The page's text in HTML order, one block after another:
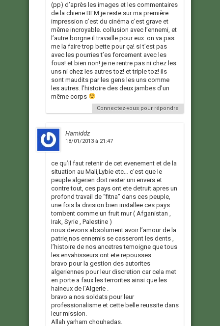
(pp) d’après les images et les commentaires
de la chiene BFM je reste sur ma première
impression c’est du cinéma c’est grave et
même incroyable. collusion avec l’ennemi, et
l’autre borgne il travaille pour eux .on va pas
me la faire trop bette pour ça! si t’est pas
avec les pourries t’es forcement avec les
fous! et bien non! je ne rentre pas ni chez les
uns ni chez les autres toz! et triple toz! ils
sont maudits par les gens les uns comme
les autres. l’histoire des deux jambes d’un
même corps
Connectez-vous pour répondre
Hamiddz
18/01/2013 à 21:47
ce qu’il faut retenir de cet evenement et de la
situation au Mali,Lybie etc… c’est que le
peuple algerien doit rester uni envers et
contre tout, ces pays ont ete detruit apres un
profond travail de “fitna” dans ces peuple,
une fois la division bien installee ces pays
tombent comme un fruit mur ( Afganistan ,
Irak, Syrie , Palestine )
nous devons absolument avoir l’amour de la
patrie,nos ennemis se casseront les dents ,
l’histoire de nos ancetres temoigne que tous
les envahisseurs ont ete repousses.
bravo pour la gestion des autorites
algeriennes pour leur discretion car cela met
en porte a faux les terrorites ainsi que les
haineux de l’Algerie .
bravo a nos soldats pour leur
professionalisme et cette belle reussite dans
leur mission.
Allah yarham chouhadas.